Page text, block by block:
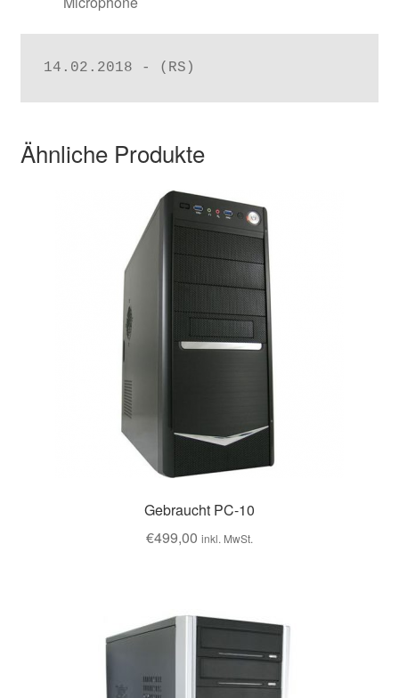
14.02.2018 - (RS)
Ähnliche Produkte
Gebraucht PC-10
€499,00 inkl. MwSt.